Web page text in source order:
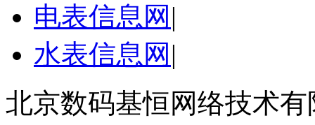
电表信息网 |
水表信息网 |
北京数码基恒网络技术有